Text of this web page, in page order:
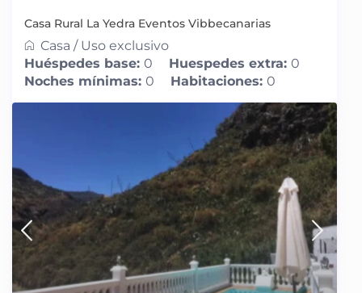
Casa Rural La Yedra Eventos Vibbecanarias
Casa / Uso exclusivo
Huéspedes base: 0 Huespedes extra: 0
Noches mínimas: 0 Habitaciones: 0